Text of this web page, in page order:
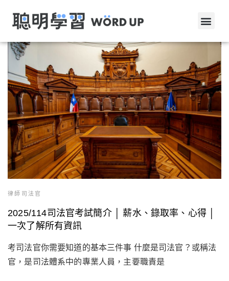
律師司法官
2025/114司法官考試簡介 │ 薪水、錄取率、心得 │
一次了解所有資訊
考司法官你需要知道的基本三件事 什麼是司法官？或稱法
官，是司法體系中的專業人員，主要職責是